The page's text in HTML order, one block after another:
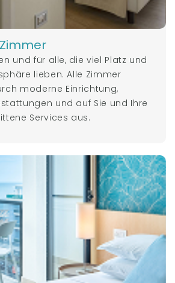
und für alle, die viel Platz und
lieben. Alle Zimmer
moderne Einrichtung,
und auf Sie und Ihre
Services aus.